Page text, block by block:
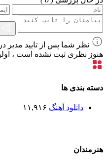
نظر شما پس از تایید مدیر
هنوز نظری ثبت نشده است ،
دسته بندی ها
دانلود آهنگ ۱۱,۹۱۶
هنرمندان